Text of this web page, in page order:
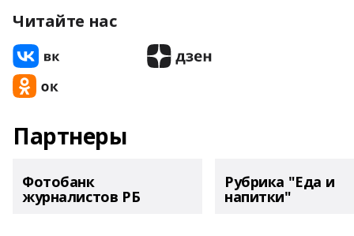
Читайте нас
Партнеры
Фотобанк
журналистов РБ
Рубрика "Еда и
напитки"